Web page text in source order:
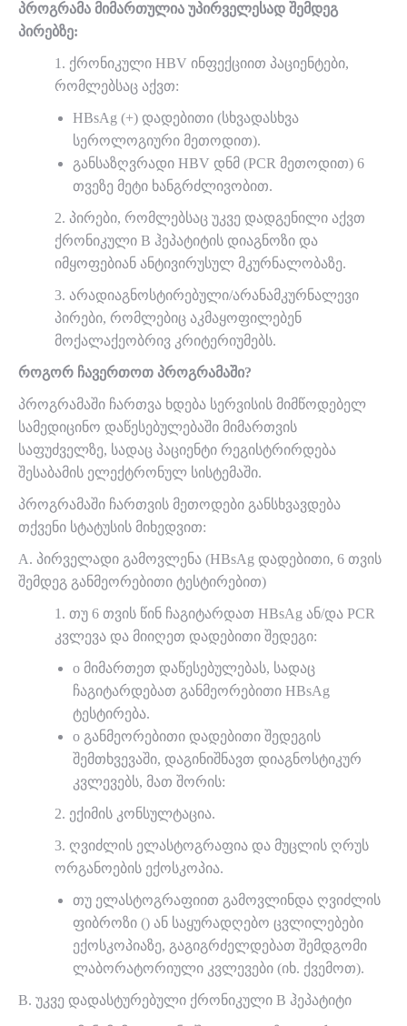
პროგრამა მიმართულია უპირველესად შემდეგ
პირებზე:
1. ქრონიკული HBV ინფექციით პაციენტები,
რომლებსაც აქვთ:
HBsAg (+) დადებითი (სხვადასხვა
სეროლოგიური მეთოდით).
განსაზღვრადი HBV დნმ (PCR მეთოდით) 6
თვეზე მეტი ხანგრძლივობით.
2. პირები, რომლებსაც უკვე დადგენილი აქვთ
ქრონიკული B ჰეპატიტის დიაგნოზი და
იმყოფებიან ანტივირუსულ მკურნალობაზე.
3. არადიაგნოსტირებული/არანამკურნალევი
პირები, რომლებიც აკმაყოფილებენ
მოქალაქეობრივ კრიტერიუმებს.
როგორ ჩავერთოთ პროგრამაში?
პროგრამაში ჩართვა ხდება სერვისის მიმწოდებელ
სამედიცინო დაწესებულებაში მიმართვის
საფუძველზე, სადაც პაციენტი რეგისტრირდება
შესაბამის ელექტრონულ სისტემაში.
პროგრამაში ჩართვის მეთოდები განსხვავდება
თქვენი სტატუსის მიხედვით:
A. პირველადი გამოვლენა (HBsAg დადებითი, 6 თვის
შემდეგ განმეორებითი ტესტირებით)
1. თუ 6 თვის წინ ჩაგიტარდათ HBsAg ან/და PCR
კვლევა და მიიღეთ დადებითი შედეგი:
o მიმართეთ დაწესებულებას, სადაც
ჩაგიტარდებათ განმეორებითი HBsAg
ტესტირება.
o განმეორებითი დადებითი შედეგის
შემთხვევაში, დაგინიშნავთ დიაგნოსტიკურ
კვლევებს, მათ შორის:
2. ექიმის კონსულტაცია.
3. ღვიძლის ელასტოგრაფია და მუცლის ღრუს
ორგანოების ექოსკოპია.
თუ ელასტოგრაფიით გამოვლინდა ღვიძლის
ფიბროზი () ან საყურადღებო ცვლილებები
ექოსკოპიაზე, გაგიგრძელდებათ შემდგომი
ლაბორატორიული კვლევები (იხ. ქვემოთ).
B. უკვე დადასტურებული ქრონიკული B ჰეპატიტი